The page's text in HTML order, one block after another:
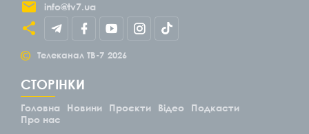
info@tv7.ua
© Телеканал ТВ-7 2026
СТОРІНКИ
Головна Новини Проєкти Відео
Подкасти
Про нас